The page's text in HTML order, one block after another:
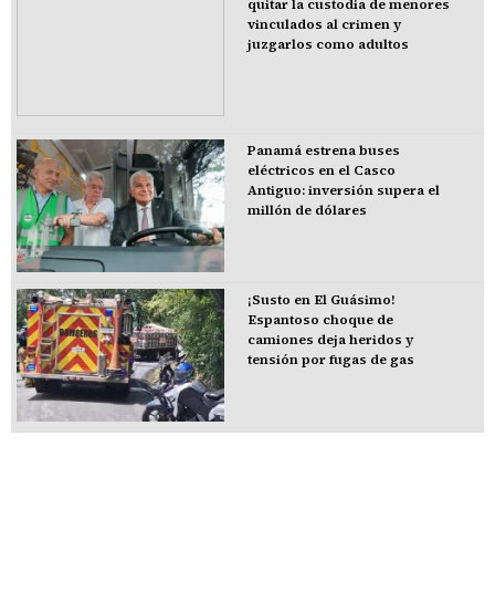
quitar la custodia de menores
vinculados al crimen y
juzgarlos como adultos
Panamá estrena buses
eléctricos en el Casco
Antiguo: inversión supera el
millón de dólares
¡Susto en El Guásimo!
Espantoso choque de
camiones deja heridos y
tensión por fugas de gas